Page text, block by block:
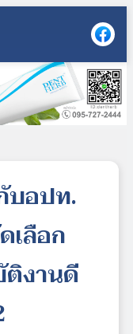
บอปท.
เลือก
งานดี